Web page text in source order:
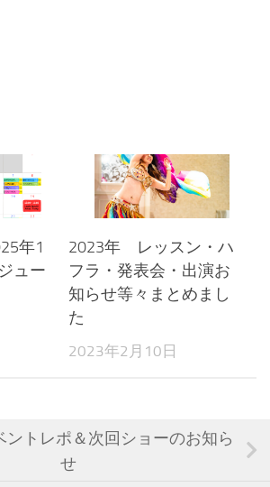
年1
ュー
2023年 レッスン・ハ
フラ・発表会・出演お
知らせ等々まとめまし
た
2023年2月10日
ントレポ＆次回ショーのお知ら
せ